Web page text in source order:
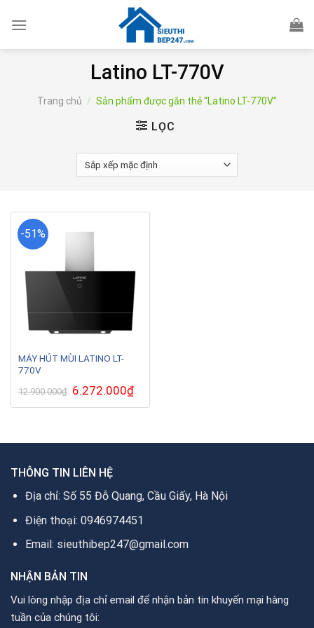
Latino LT-770V
Trang chủ / Sản phẩm được gắn thẻ “Latino LT-770V”
LỌC
-51%
MÁY HÚT MÙI LATINO LT-
770V
12.900.000₫ Giá
gốc
là:
6.272.000₫Giá
hiện
tại
THÔNG TIN LIÊN HỆ
Địa chỉ: Số 55 Đỗ Quang, Cầu Giấy, Hà Nội
Điện thoại: 0946974451
Email: sieuthibep247@gmail.com
NHẬN BẢN TIN
Vui lòng nhập địa chỉ email để nhận bản tin khuyến mại hàng
tuần của chúng tôi: